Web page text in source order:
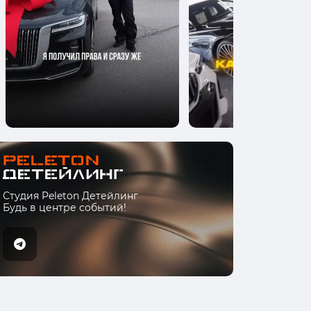
Студия Peleton Детейлинг
Будь в центре событий!